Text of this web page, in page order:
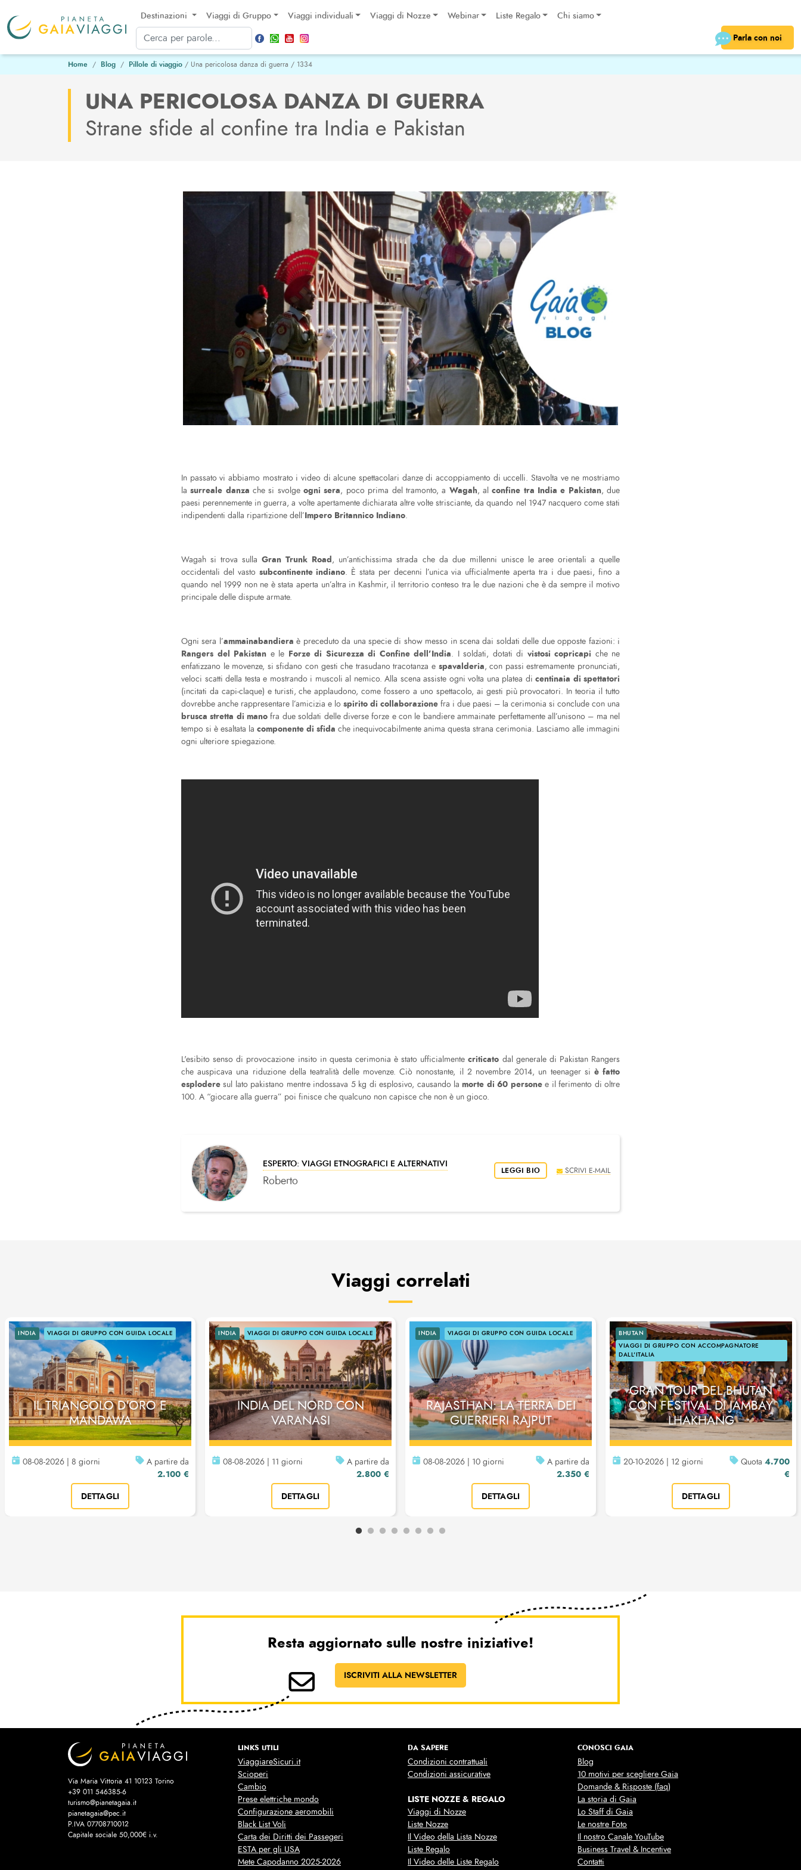
Destinazioni Viaggi di Gruppo Viaggi individuali Viaggi di Nozze Webinar Liste Regalo Chi siamo
Parla con noi
Home Blog Pillole di viaggio / Una pericolosa danza di guerra / 1334
UNA PERICOLOSA DANZA DI GUERRA
Strane sfide al confine tra India e Pakistan
In passato vi abbiamo mostrato i video di alcune spettacolari danze di accoppiamento di uccelli. Stavolta ve ne mostriamo
lasurreale danzache si svolgeogni sera, poco prima del tramonto, a Wagah, alconfine tra India e Pakistan, due
paesi perennemente in guerra, a volte apertamente dichiarata altre volte strisciante, da quando nel 1947 nacquero come stati
indipendenti dalla ripartizione dell’Impero Britannico Indiano.
Wagah si trova sullaGran Trunk Road, un’antichissima strada che da due millenni unisce le aree orientali a quelle
occidentali del vasto subcontinente indiano. È stata per decenni l’unica via ufficialmente aperta tra i due paesi, fino a
quando nel 1999 non ne è stata aperta un’altra in Kashmir, il territorio conteso tra le due nazioni che è da sempre il motivo
principale delle dispute armate.
Ogni sera l’ammainabandieraè preceduto da una specie di show messo in scena dai soldati delle due opposte fazioni: i
Rangers del Pakistan e le Forze di Sicurezza di Confine dell’India. I soldati, dotati di vistosi copricapi che ne
enfatizzano le movenze, si sfidano con gesti che trasudano tracotanza e spavalderia, con passi estremamente pronunciati,
veloci scatti della testa e mostrando i muscoli al nemico. Alla scena assiste ogni volta una platea di centinaia di spettatori
(incitati da capi-claque) e turisti, che applaudono, come fossero a uno spettacolo, ai gesti più provocatori. In teoria il tutto
dovrebbe anche rappresentare l’amicizia e lo spirito di collaborazione fra i due paesi – la cerimonia si conclude con una
brusca stretta di manofra due soldati delle diverse forze e con le bandiere ammainate perfettamente all’unisono – ma nel
tempo si è esaltata la componente di sfida che inequivocabilmente anima questa strana cerimonia. Lasciamo alle immagini
ogni ulteriore spiegazione.
L'esibito senso di provocazione insito in questa cerimonia è stato ufficialmentecriticato dal generale di Pakistan Rangers
che auspicava una riduzione della teatralità delle movenze. Ciò nonostante, il 2 novembre 2014, un teenager si è fatto
esplodere sul lato pakistano mentre indossava 5 kg di esplosivo, causando lamorte di 60 personee il ferimento di oltre
100. A “giocare alla guerra” poi finisce che qualcuno non capisce che non è un gioco.
ESPERTO: VIAGGI ETNOGRAFICI E ALTERNATIVI
Roberto
SCRIVI E-MAIL
LEGGI BIO
Viaggi correlati
INDIA VIAGGI DI GRUPPO CON GUIDA LOCALE
IL TRIANGOLO D'ORO E
MANDAWA
08-08-2026 | 8 giorni A partire da
2.100 €
DETTAGLI
INDIA VIAGGI DI GRUPPO CON GUIDA LOCALE
INDIA DEL NORD CON
VARANASI
08-08-2026 | 11 giorni A partire da
2.800 €
DETTAGLI
INDIA VIAGGI DI GRUPPO CON GUIDA LOCALE
RAJASTHAN: LA TERRA DEI
GUERRIERI RAJPUT
08-08-2026 | 10 giorni A partire da
2.350 €
DETTAGLI
BHUTAN
VIAGGI DI GRUPPO CON ACCOMPAGNATORE
DALL'ITALIA
GRAN TOUR DEL BHUTAN
CON FESTIVAL DI JAMBAY
LHAKHANG
20-10-2026 | 12 giorni Quota 4.700
€
DETTAGLI
Resta aggiornato sulle nostre iniziative!
ISCRIVITI ALLA NEWSLETTER
Via Maria Vittoria 41 10123 Torino
+39 011 546385-6
turismo@pianetagaia.it
pianetagaia@pec.it
P.IVA 07708710012
Capitale sociale 50,000€ i.v.
LINKS UTILI
ViaggiareSicuri.it
Scioperi
Cambio
Prese elettriche mondo
Configurazione aeromobili
Black List Voli
Carta dei Diritti dei Passegeri
ESTA per gli USA
Mete Capodanno 2025-2026
DA SAPERE
Condizioni contrattuali
Condizioni assicurative
LISTE NOZZE & REGALO
Viaggi di Nozze
Liste Nozze
Il Video della Lista Nozze
Liste Regalo
Il Video delle Liste Regalo
CONOSCI GAIA
Blog
10 motivi per scegliere Gaia
Domande & Risposte (faq)
La storia di Gaia
Lo Staff di Gaia
Le nostre Foto
Il nostro Canale YouTube
Business Travel & Incentive
Contatti